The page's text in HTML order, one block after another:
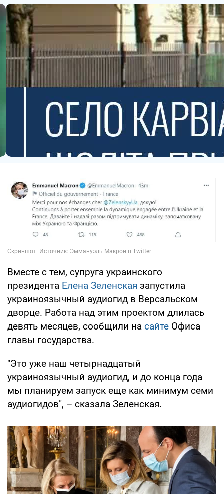
Вместе с тем, супруга украинского
президента Елена Зеленская запустила
украиноязычный аудиогид в Версальском
дворце. Работа над этим проектом длилась
девять месяцев, сообщили на сайте Офиса
главы государства.
"Это уже наш четырнадцатый
украиноязычный аудиогид, и до конца года
мы планируем запуск еще как минимум семи
аудиогидов", – сказала Зеленская.